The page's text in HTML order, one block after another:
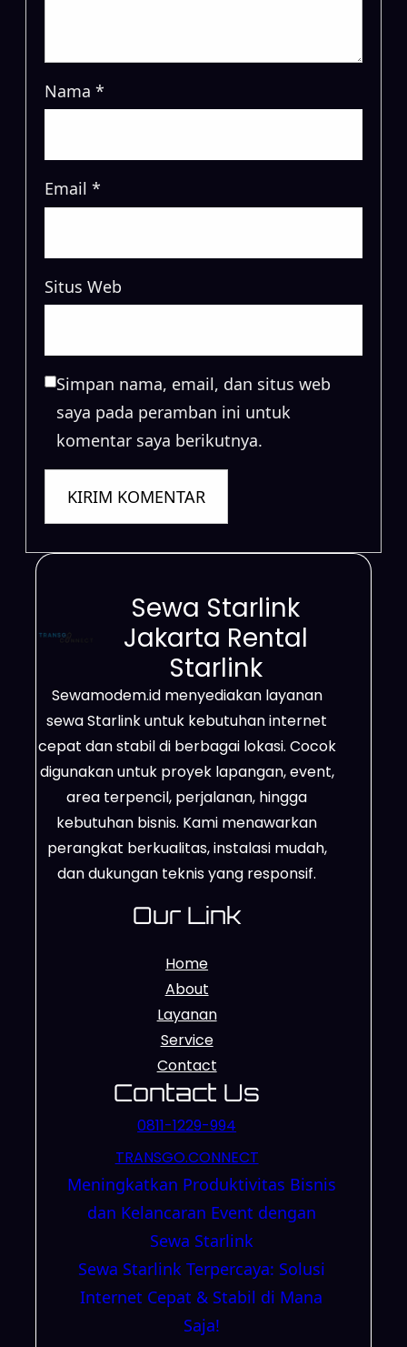
Nama *
Email *
Situs Web
Simpan nama, email, dan situs web
saya pada peramban ini untuk
komentar saya berikutnya.
Sewa Starlink
Jakarta Rental
Starlink
Sewamodem.id menyediakan layanan
sewa Starlink untuk kebutuhan internet
cepat dan stabil di berbagai lokasi. Cocok
digunakan untuk proyek lapangan, event,
area terpencil, perjalanan, hingga
kebutuhan bisnis. Kami menawarkan
perangkat berkualitas, instalasi mudah,
dan dukungan teknis yang responsif.
Our Link
Home
About
Layanan
Service
Contact
Contact Us
0811-1229-994
TRANSGO.CONNECT
Meningkatkan Produktivitas Bisnis
dan Kelancaran Event dengan
Sewa Starlink
Sewa Starlink Terpercaya: Solusi
Internet Cepat & Stabil di Mana
Saja!